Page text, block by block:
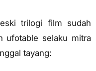
trilogi film sudah
ufotable selaku mitra
tayang: